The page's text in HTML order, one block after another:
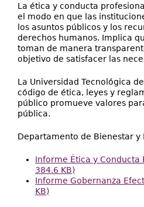
Centros
La ética y conducta
el modo en que las
los asuntos públicos y los
derechos humanos. Implica
toman de manera
objetivo de satisfacer las
La Universidad Tecnológica
código de ética, leyes y
público promueve valores
pública.
Departamento de Bienestar y
Informe Ética y Conducta
384.6 KB)
Informe Gobernanza
KB)